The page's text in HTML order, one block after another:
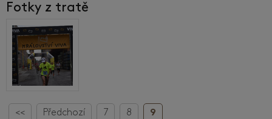
Fotky z tratě
<< Předchozí 7 8 9